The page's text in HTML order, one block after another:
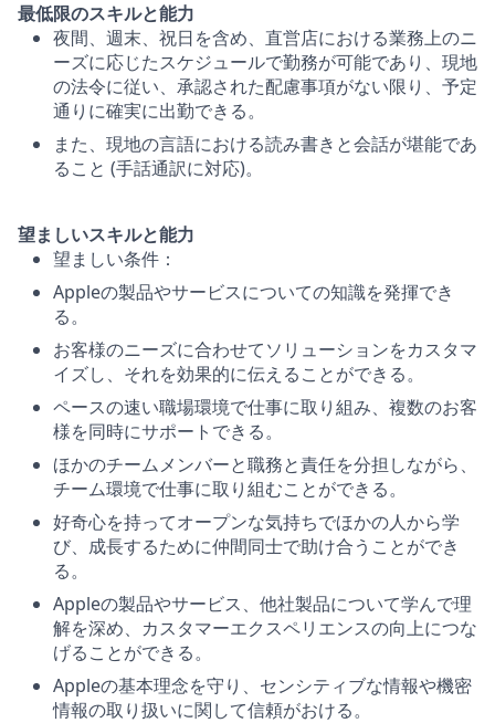
最低限のスキルと能力
夜間、週末、祝日を含め、直営店における業務上のニ
ーズに応じたスケジュールで勤務が可能であり、現地
の法令に従い、承認された配慮事項がない限り、予定
通りに確実に出勤できる。
また、現地の言語における読み書きと会話が堪能であ
ること (手話通訳に対応)。
望ましいスキルと能力
望ましい条件：
Appleの製品やサービスについての知識を発揮でき
る。
お客様のニーズに合わせてソリューションをカスタマ
イズし、それを効果的に伝えることができる。
ペースの速い職場環境で仕事に取り組み、複数のお客
様を同時にサポートできる。
ほかのチームメンバーと職務と責任を分担しながら、
チーム環境で仕事に取り組むことができる。
好奇心を持ってオープンな気持ちでほかの人から学
び、成長するために仲間同士で助け合うことができ
る。
Appleの製品やサービス、他社製品について学んで理
解を深め、カスタマーエクスペリエンスの向上につな
げることができる。
Appleの基本理念を守り、センシティブな情報や機密
情報の取り扱いに関して信頼がおける。